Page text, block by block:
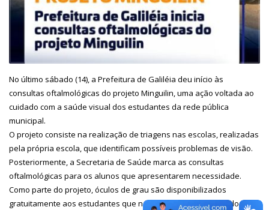
No último sábado (14), a Prefeitura de Galiléia deu início às
consultas oftalmológicas do projeto Minguilin, uma ação voltada ao
cuidado com a saúde visual dos estudantes da rede pública
municipal.
O projeto consiste na realização de triagens nas escolas, realizadas
pela própria escola, que identificam possíveis problemas de visão.
Posteriormente, a Secretaria de Saúde marca as consultas
oftalmológicas para os alunos que apresentarem necessidade.
Como parte do projeto, óculos de grau são disponibilizados
gratuitamente aos estudantes que necessitarem, promovendo